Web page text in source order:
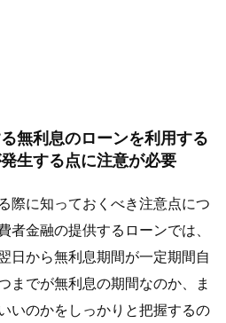
無利息のローンを利用する
生する点に注意が必要
際に知っておくべき注意点につ
者金融の提供するローンでは、
日から無利息期間が一定期間自
までが無利息の期間なのか、ま
いのかをしっかりと把握するの